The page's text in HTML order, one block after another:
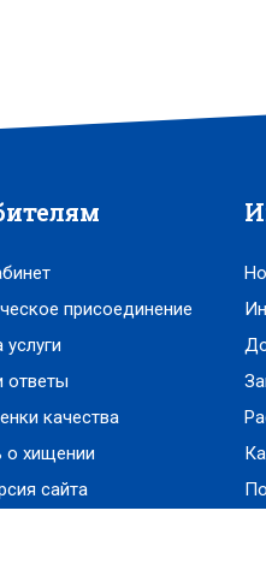
присоединение
ответы
качества
хищении
сайта